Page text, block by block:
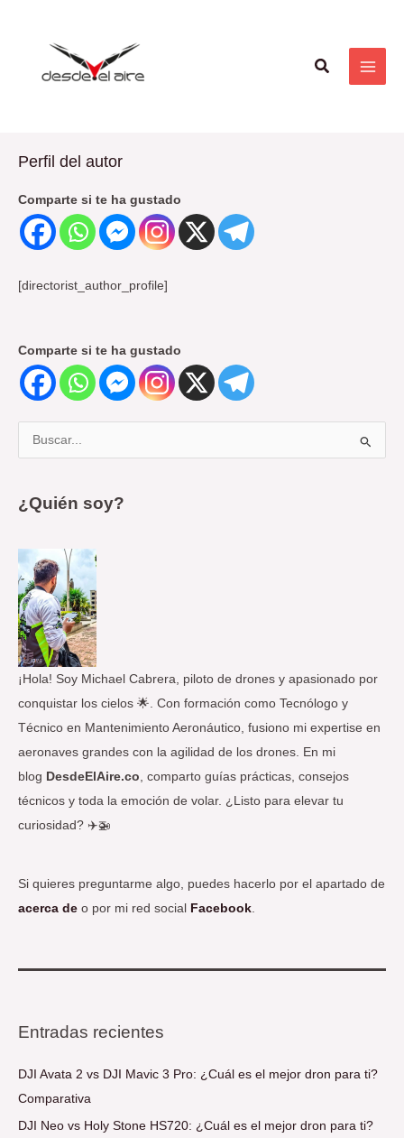
Buscar
Perfil del autor
Comparte si te ha gustado
[directorist_author_profile]
Comparte si te ha gustado
r
p
o
r
:
¿Quién soy?
¡Hola! Soy Michael Cabrera, piloto de drones y apasionado por
conquistar los cielos 🌟. Con formación como Tecnólogo y
Técnico en Mantenimiento Aeronáutico, fusiono mi expertise en
aeronaves grandes con la agilidad de los drones. En mi
blog DesdeElAire.co , comparto guías prácticas, consejos
técnicos y toda la emoción de volar. ¿Listo para elevar tu
curiosidad? ✈️🚁
Si quieres preguntarme algo, puedes hacerlo por el apartado de
acerca de o por mi red social Facebook.
Entradas recientes
DJI Avata 2 vs DJI Mavic 3 Pro: ¿Cuál es el mejor dron para ti?
Comparativa
DJI Neo vs Holy Stone HS720: ¿Cuál es el mejor dron para ti?